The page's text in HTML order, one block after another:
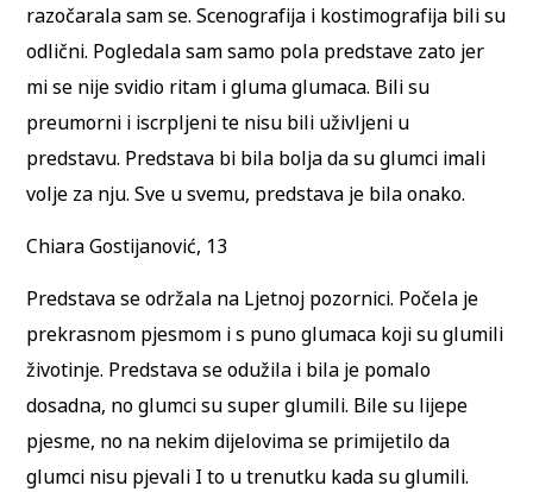
razočarala sam se. Scenografija i kostimografija bili su
odlični. Pogledala sam samo pola predstave zato jer
mi se nije svidio ritam i gluma glumaca. Bili su
preumorni i iscrpljeni te nisu bili uživljeni u
predstavu. Predstava bi bila bolja da su glumci imali
volje za nju. Sve u svemu, predstava je bila onako.
Chiara Gostijanović, 13
Predstava se održala na Ljetnoj pozornici. Počela je
prekrasnom pjesmom i s puno glumaca koji su glumili
životinje. Predstava se odužila i bila je pomalo
dosadna, no glumci su super glumili. Bile su lijepe
pjesme, no na nekim dijelovima se primijetilo da
glumci nisu pjevali I to u trenutku kada su glumili.